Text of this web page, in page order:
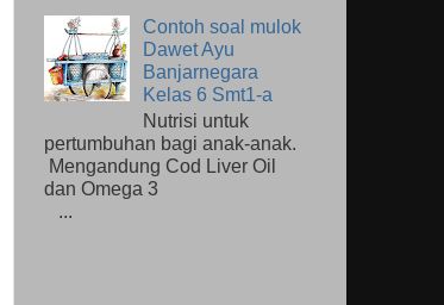
Contoh soal mulok
Dawet Ayu
Banjarnegara
Kelas 6 Smt1-a
Nutrisi untuk
pertumbuhan bagi anak-anak.
Mengandung Cod Liver Oil
dan Omega 3
...